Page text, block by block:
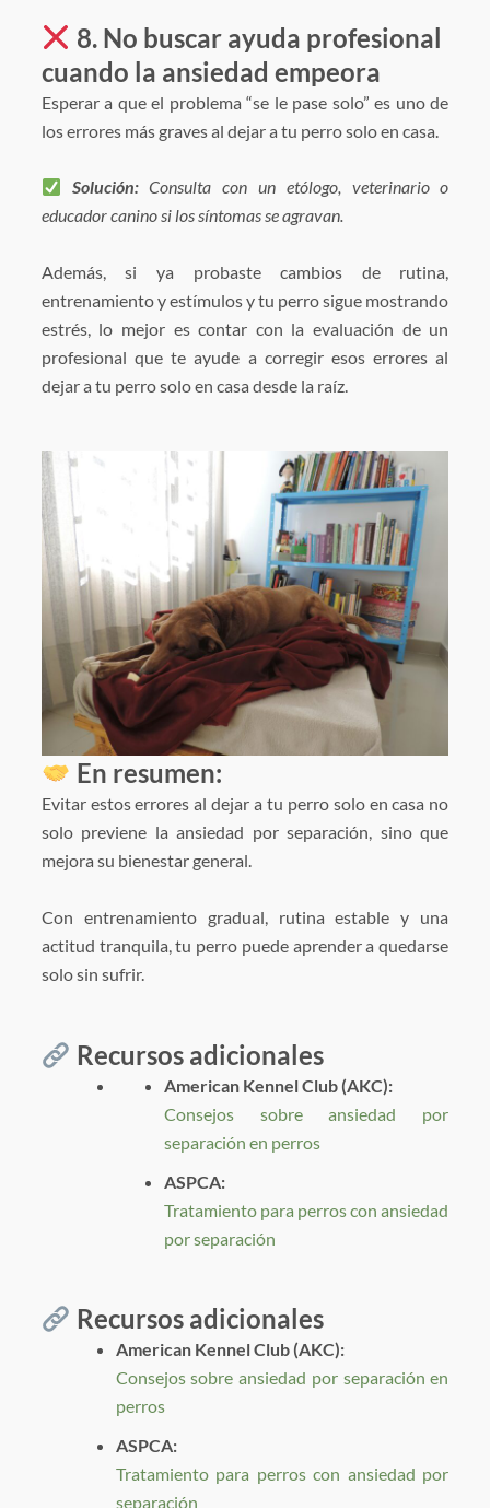
8. No buscar ayuda profesional
cuando la ansiedad empeora
Esperar a que el problema “se le pase solo” es uno de
los errores más graves al dejar a tu perro solo en casa.
Solución:Consulta con un etólogo, veterinario o
educador canino si los síntomas se agravan.
Además, si ya probaste cambios de rutina,
entrenamiento y estímulos y tu perro sigue mostrando
estrés, lo mejor es contar con la evaluación de un
profesional que te ayude a corregir esos errores al
dejar a tu perro solo en casa desde la raíz.
En resumen:
Evitar estos errores al dejar a tu perro solo en casa no
solo previene la ansiedad por separación, sino que
mejora su bienestar general.
Con entrenamiento gradual, rutina estable y una
actitud tranquila, tu perro puede aprender a quedarse
solo sin sufrir.
Recursos adicionales
American Kennel Club (AKC):
Consejos sobre ansiedad por
separación en perros
ASPCA:
Tratamiento para perros con ansiedad
por separación
Recursos adicionales
American Kennel Club (AKC):
Consejos sobre ansiedad por separación en
perros
ASPCA:
Tratamiento para perros con ansiedad por
separación